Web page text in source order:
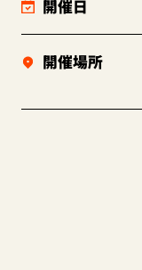
開催日
開催場所